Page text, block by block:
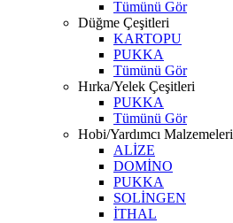
Tümünü Gör
Düğme Çeşitleri
KARTOPU
PUKKA
Tümünü Gör
Hırka/Yelek Çeşitleri
PUKKA
Tümünü Gör
Hobi/Yardımcı Malzemeleri
ALİZE
DOMİNO
PUKKA
SOLİNGEN
İTHAL